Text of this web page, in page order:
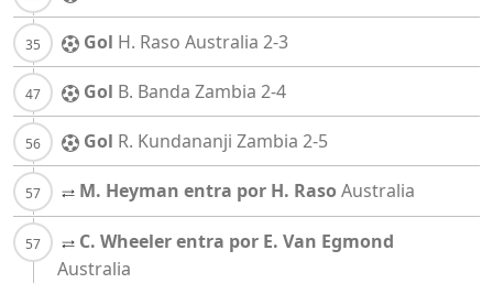
Gol H. Raso Australia 2-3
Gol B. Banda Zambia 2-4
Gol R. Kundananji Zambia 2-5
M. Heyman entra por H. Raso Australia
C. Wheeler entra por E. Van Egmond
Australia